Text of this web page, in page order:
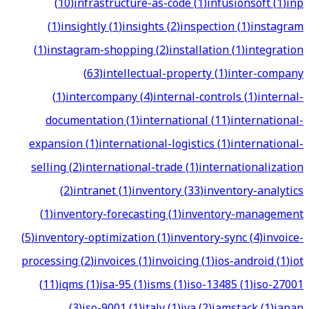
(1)insightly(1)insights(2)inspection(1)instagram
(1)instagram-shopping(2)installation(1)integration
(63)intellectual-property(1)inter-company
(1)intercompany(4)internal-controls(1)internal-
documentation(1)international(11)international-
expansion(1)international-logistics(1)international-
selling(2)international-trade(1)internationalization
(2)intranet(1)inventory(33)inventory-analytics
(1)inventory-forecasting(1)inventory-management
(5)inventory-optimization(1)inventory-sync(4)invoice-
processing(2)invoices(1)invoicing(1)ios-android(1)iot
(11)iqms(1)isa-95(1)isms(1)iso-13485(1)iso-27001